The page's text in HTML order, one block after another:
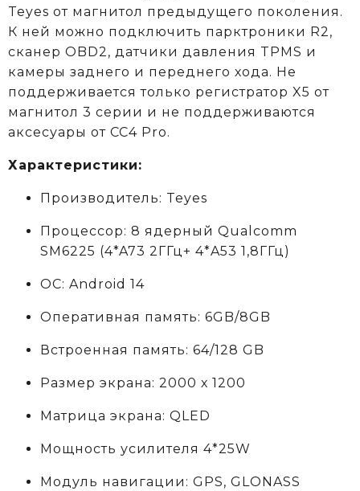
Teyes от магнитол предыдущего поколения.
К ней можно подключить парктроники R2,
сканер OBD2, датчики давления TPMS и
камеры заднего и переднего хода. Не
поддерживается только регистратор X5 от
магнитол 3 серии и не поддерживаются
аксеcуары от CC4 Pro.
Характеристики:
Производитель: Teyes
Процессор: 8 ядерный Qualcomm
SM6225 (4*A73 2ГГц+ 4*A53 1,8ГГц)
ОС: Android 14
Оперативная память: 6GB/8GB
Встроенная память: 64/128 GB
Размер экрана: 2000 х 1200
Матрица экрана: QLED
Мощность усилителя 4*25W
Модуль навигации: GPS, GLONASS